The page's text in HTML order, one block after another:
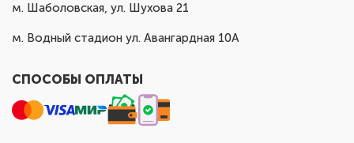
м. Шаболовская, ул. Шухова 21
м. Водный стадион ул. Авангардная 10А
СПОСОБЫ ОПЛАТЫ